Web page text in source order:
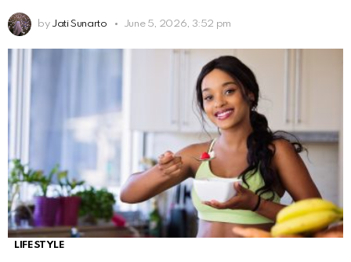
by Jati Sunarto June 5, 2026, 3:52 pm
LIFESTYLE